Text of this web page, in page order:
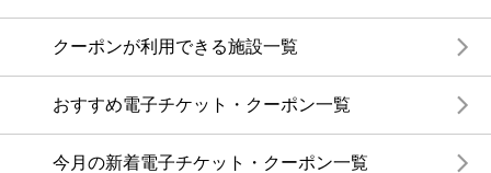
クーポンが利用できる施設一覧
おすすめ電子チケット・クーポン一覧
今月の新着電子チケット・クーポン一覧